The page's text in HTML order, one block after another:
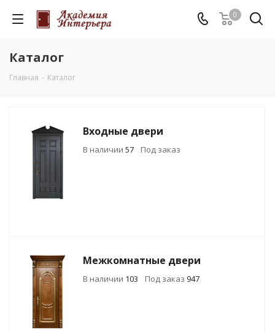
0
Каталог
Главная - Каталог
Входные двери
В наличии 57 Под заказ
Межкомнатные двери
В наличии 103 Под заказ 947